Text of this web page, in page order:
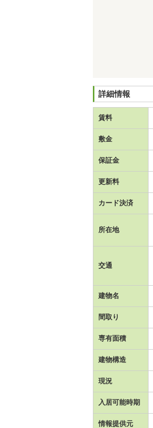
詳細情報
賃料
敷金
保証金
更新料
カード決済
所在地
交通
建物名
間取り
専有面積
建物構造
現況
入居可能時期
情報提供元